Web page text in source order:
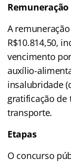
Remuneração
A
R$10.814,50,
vencimento
auxílio-
insalubridade
gratificação de
transporte.
Etapas
O concurso